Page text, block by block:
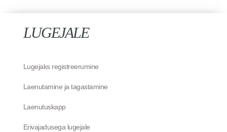
LUGEJALE
Lugejaks registreerumine
Laenutamine ja tagastamine
Laenutuskapp
Erivajadusega lugejale